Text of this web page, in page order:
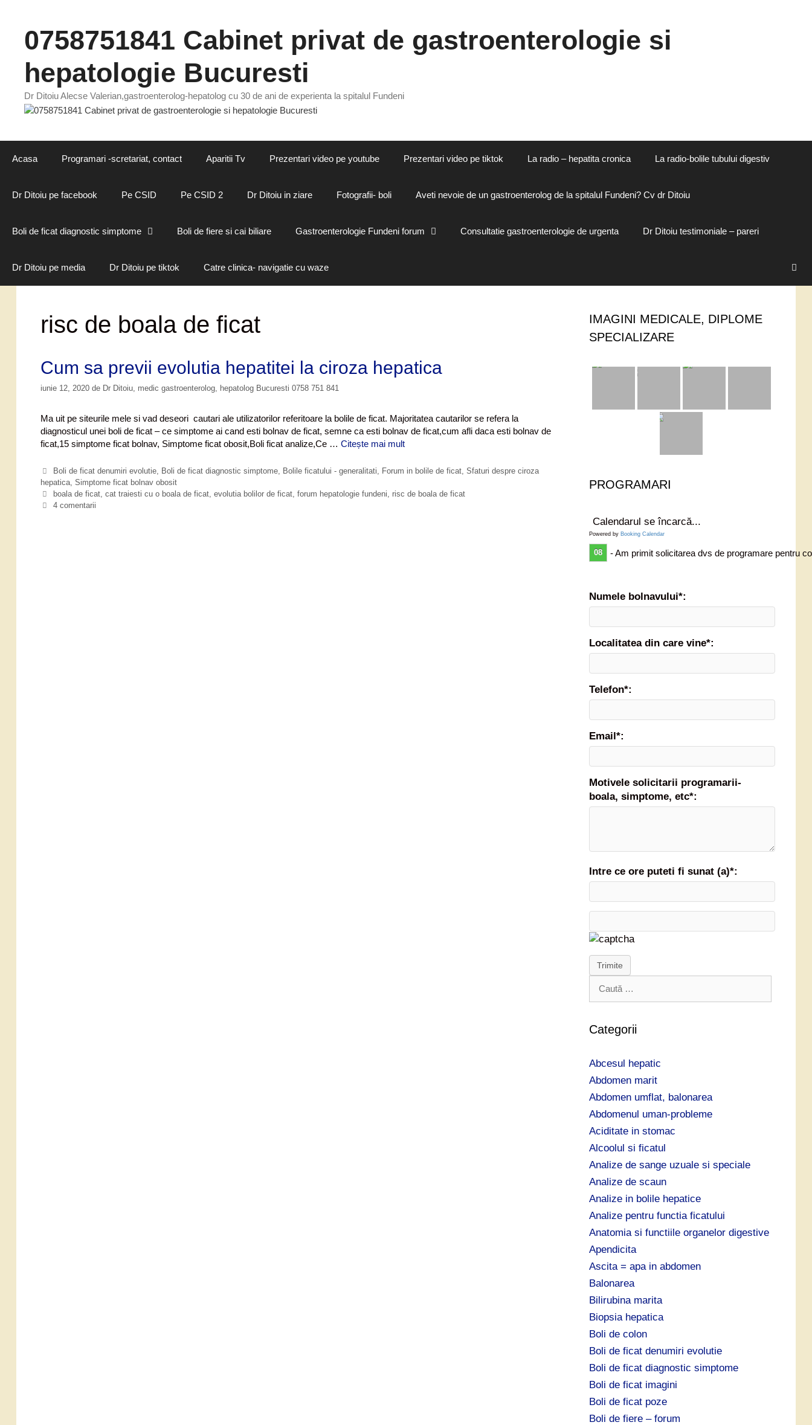
conținut0758751841 Cabinet privat de gastroenterologie si
hepatologie Bucuresti
Dr Ditoiu Alecse Valerian,gastroenterolog-hepatolog cu 30 de ani de experienta la spitalul Fundeni
Acasa Programari -scretariat, contact Aparitii Tv Prezentari video pe youtube Prezentari video pe tiktok La radio – hepatita cronica La radio-bolile tubului digestiv
Dr Ditoiu pe facebook Pe CSID Pe CSID 2 Dr Ditoiu in ziare Fotografii- boli Aveti nevoie de un gastroenterolog de la spitalul Fundeni? Cv dr Ditoiu
Boli de ficat diagnostic simptome Boli de fiere si cai biliare Gastroenterologie Fundeni forum Consultatie gastroenterologie de urgenta Dr Ditoiu testimoniale – pareri
Dr Ditoiu pe media Dr Ditoiu pe tiktok Catre clinica- navigatie cu waze
risc de boala de ficat
Cum sa previi evolutia hepatitei la ciroza hepatica
iunie 12, 2020 de Dr Ditoiu, medic gastroenterolog, hepatolog Bucuresti 0758 751 841
Ma uit pe siteurile mele si vad deseori cautari ale utilizatorilor referitoare la bolile de ficat. Majoritatea cautarilor se refera la
diagnosticul unei boli de ficat – ce simptome ai cand esti bolnav de ficat, semne ca esti bolnav de ficat,cum afli daca esti bolnav de
ficat,15 simptome ficat bolnav, Simptome ficat obosit,Boli ficat analize,Ce … Citește mai mult
m
a
C
a
t
e
Boli de ficat denumiri evolutie, Boli de ficat diagnostic simptome, Bolile ficatului - generalitati, Forum in bolile de ficat, Sfaturi despre ciroza
hepatica, Simptome ficat bolnav obosit
E
t
boala de ficat, cat traiesti cu o boala de ficat, evolutia bolilor de ficat, forum hepatologie fundeni, risc de boala de ficat
4 comentarii
IMAGINI MEDICALE, DIPLOME
SPECIALIZARE
PROGRAMARI
Calendarul se încarcă...
Powered by Booking Calendar
08 - Am primit solicitarea dvs de programare pentru
Numele bolnavului*:
Localitatea din care vine*:
Telefon*:
Email*:
Motivele solicitarii programarii-
boala, simptome, etc*:
Intre ce ore puteti fi sunat (a)*:
Trimite
t
u
p
ă
Categorii
Abcesul hepatic
Abdomen marit
Abdomen umflat, balonarea
Abdomenul uman-probleme
Aciditate in stomac
Alcoolul si ficatul
Analize de sange uzuale si speciale
Analize de scaun
Analize in bolile hepatice
Analize pentru functia ficatului
Anatomia si functiile organelor digestive
Apendicita
Ascita = apa in abdomen
Balonarea
Bilirubina marita
Biopsia hepatica
Boli de colon
Boli de ficat denumiri evolutie
Boli de ficat diagnostic simptome
Boli de ficat imagini
Boli de ficat poze
Boli de fiere – forum